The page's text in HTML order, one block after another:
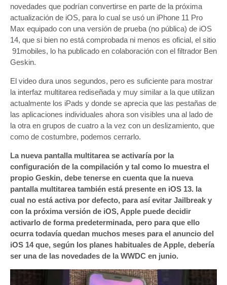
novedades que podrían convertirse en parte de la próxima
actualización de iOS, para lo cual se usó un iPhone 11 Pro
Max equipado con una versión de prueba (no pública) de iOS
14, que si bien no está comprobada ni menos es oficial, el sitio
91mobiles, lo ha publicado en colaboración con el filtrador Ben
Geskin.
El video dura unos segundos, pero es suficiente para mostrar
la interfaz multitarea rediseñada y muy similar a la que utilizan
actualmente los iPads y donde se aprecia que las pestañas de
las aplicaciones individuales ahora son visibles una al lado de
la otra en grupos de cuatro a la vez con un deslizamiento, que
como de costumbre, podemos cerrarlo.
La nueva pantalla multitarea se activaría por la
configuración de la compilación y tal como lo muestra el
propio Geskin, debe tenerse en cuenta que la nueva
pantalla multitarea también está presente en iOS 13. la
cual no está activa por defecto, para así evitar Jailbreak y
con la próxima versión de iOS, Apple puede decidir
activarlo de forma predeterminada, pero para que ello
ocurra todavía quedan muchos meses para el anuncio del
iOS 14 que, según los planes habituales de Apple, debería
ser una de las novedades de la WWDC en junio.